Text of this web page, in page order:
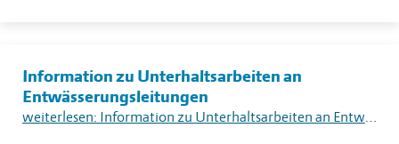
Information zu Unterhaltsarbeiten an
Entwässerungsleitungen
weiterlesen: Information zu Unterhaltsarbeiten an Entwässerungsleitungen